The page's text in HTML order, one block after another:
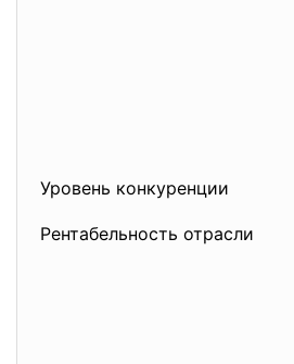
Уровень конкуренции
Рентабельность отрасли